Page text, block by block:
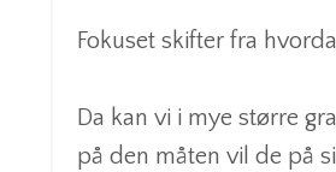
Fokuset skifter fra
Da kan vi i mye større
på den måten vil de på